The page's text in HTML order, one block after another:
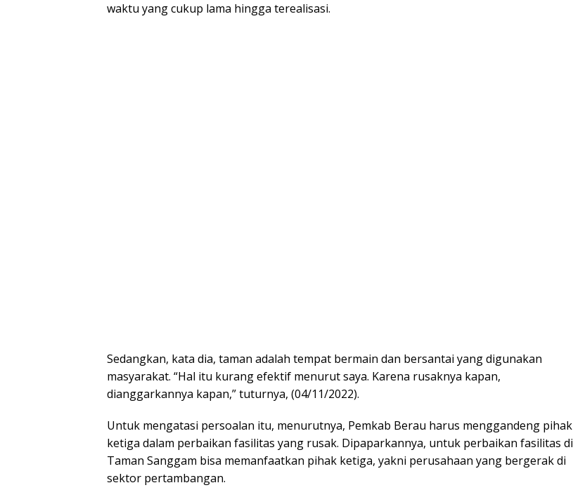
waktu yang cukup lama hingga terealisasi.
Sedangkan, kata dia, taman adalah tempat bermain dan bersantai yang digunakan
masyarakat. “Hal itu kurang efektif menurut saya. Karena rusaknya kapan,
dianggarkannya kapan,” tuturnya, (04/11/2022).
Untuk mengatasi persoalan itu, menurutnya, Pemkab Berau harus menggandeng pihak
ketiga dalam perbaikan fasilitas yang rusak. Dipaparkannya, untuk perbaikan fasilitas di
Taman Sanggam bisa memanfaatkan pihak ketiga, yakni perusahaan yang bergerak di
sektor pertambangan.